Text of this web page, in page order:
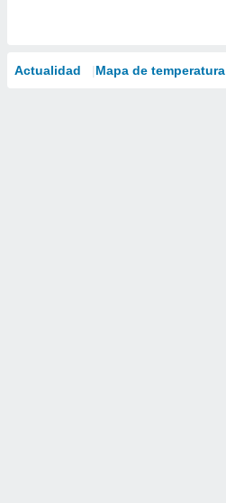
Actualidad Mapa de temperatura